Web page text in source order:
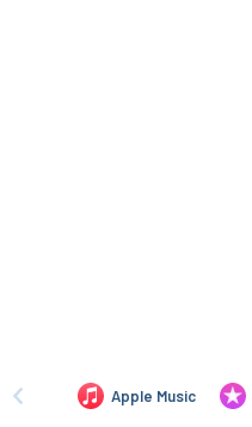
Apple Music